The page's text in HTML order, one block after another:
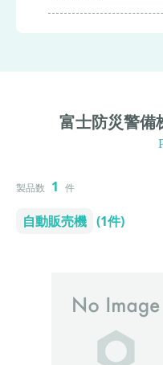
富士防災警備
製品数 1 件
自動販売機 (1件)